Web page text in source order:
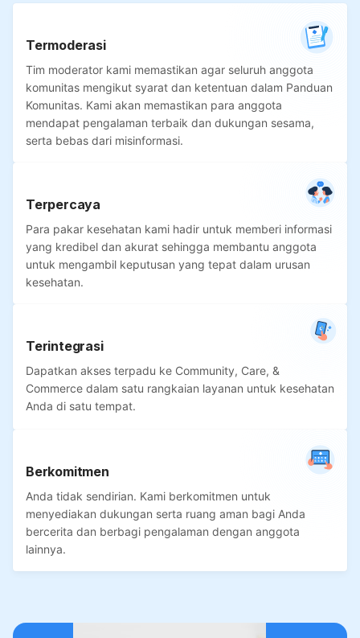
Termoderasi
Tim moderator kami memastikan agar seluruh anggota
komunitas mengikut syarat dan ketentuan dalam Panduan
Komunitas. Kami akan memastikan para anggota
mendapat pengalaman terbaik dan dukungan sesama,
serta bebas dari misinformasi.
Terpercaya
Para pakar kesehatan kami hadir untuk memberi informasi
yang kredibel dan akurat sehingga membantu anggota
untuk mengambil keputusan yang tepat dalam urusan
kesehatan.
Terintegrasi
Dapatkan akses terpadu ke Community, Care, &
Commerce dalam satu rangkaian layanan untuk kesehatan
Anda di satu tempat.
Berkomitmen
Anda tidak sendirian. Kami berkomitmen untuk
menyediakan dukungan serta ruang aman bagi Anda
bercerita dan berbagi pengalaman dengan anggota
lainnya.